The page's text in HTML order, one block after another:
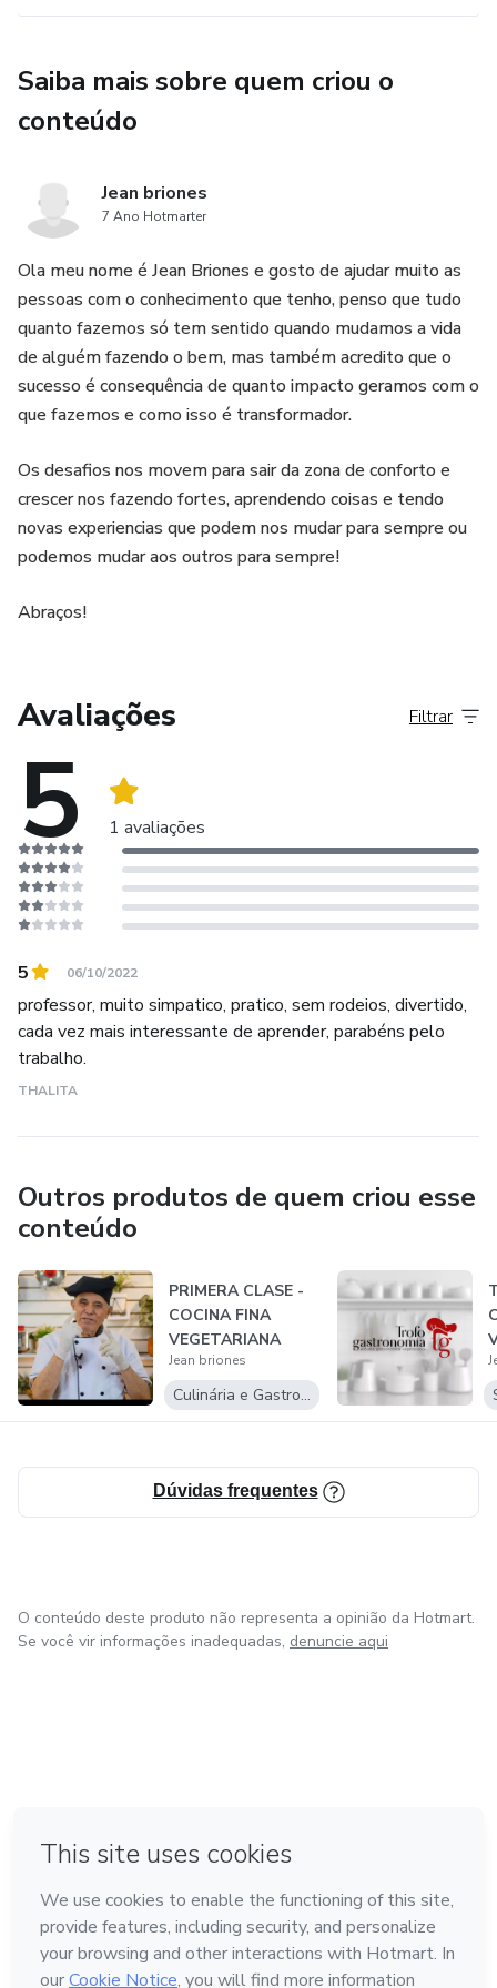
Saiba mais sobre quem criou o
conteúdo
Jean briones
7 Ano Hotmarter
Ola meu nome é Jean Briones e gosto de ajudar muito as
pessoas com o conhecimento que tenho, penso que tudo
quanto fazemos só tem sentido quando mudamos a vida
de alguém fazendo o bem, mas também acredito que o
sucesso é consequência de quanto impacto geramos com o
que fazemos e como isso é transformador.
Os desafios nos movem para sair da zona de conforto e
crescer nos fazendo fortes, aprendendo coisas e tendo
novas experiencias que podem nos mudar para sempre ou
podemos mudar aos outros para sempre!
Abraços!
Avaliações
5 1 avaliações
Filtrar
5 06/10/2022
professor, muito simpatico, pratico, sem rodeios, divertido,
cada vez mais interessante de aprender, parabéns pelo
trabalho.
THALITA
Outros produtos de quem criou esse
conteúdo
PRIMERA CLASE -
COCINA FINA
VEGETARIANA
Jean briones
Culinária e Gastronomia
Dúvidas frequentes
O conteúdo deste produto não representa a opinião da Hotmart.
Se você vir informações inadequadas, denuncie aqui
Feito com ❤ na Cidade do México
Conheça a Hotmart